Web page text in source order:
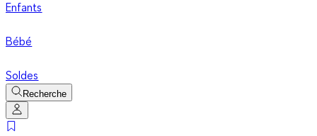
Enfants
Bébé
Soldes
Recherche